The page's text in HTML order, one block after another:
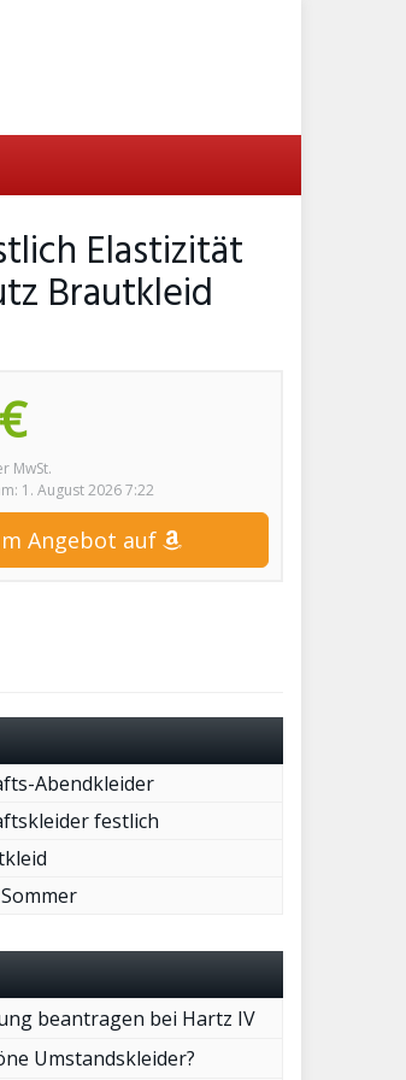
Elastizität
Brautkleid
MwSt.
1. August 2026 7:22
Angebot auf
Abendkleider
festlich
beantragen bei Hartz IV
Umstandskleider?